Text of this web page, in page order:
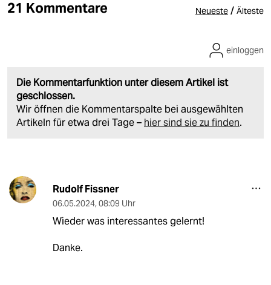
21 Kommentare Neueste / Älteste
Die Kommentarfunktion unter diesem Artikel ist
geschlossen.
Wir öffnen die Kommentarspalte bei ausgewählten
Artikeln für etwa drei Tage – hier sind sie zu finden.
einloggen
Rudolf Fissner
06.05.2024, 08:09 Uhr
Wieder was interessantes gelernt!
Danke.